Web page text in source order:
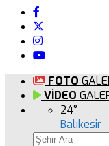
FOTO
VİDEO
24°
Balıkesir